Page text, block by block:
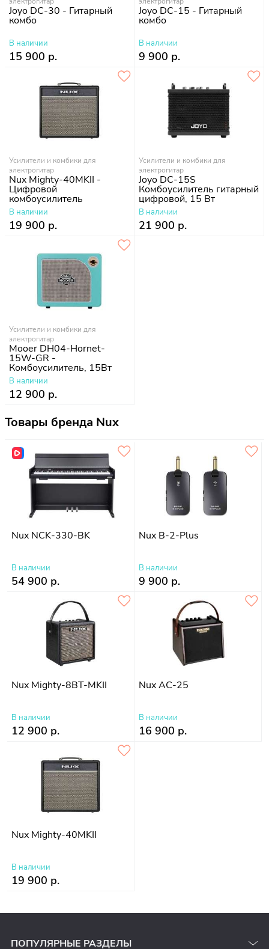
Joyo DC-30 - Гитарный
комбо
В наличии
15 900 р.
Joyo DC-15 - Гитарный
комбо
В наличии
9 900 р.
Усилители и комбики для
электрогитар
Nux Mighty-40MKII -
Цифровой
комбоусилитель
В наличии
19 900 р.
Усилители и комбики для
электрогитар
Joyo DC-15S
Комбоусилитель гитарный
цифровой, 15 Вт
В наличии
21 900 р.
Усилители и комбики для
электрогитар
Mooer DH04-Hornet-
15W-GR -
Комбоусилитель, 15Вт
В наличии
12 900 р.
Товары бренда Nux
Nux NCK-330-BK
В наличии
54 900 р.
Nux B-2-Plus
В наличии
9 900 р.
Nux Mighty-8BT-MKII
В наличии
12 900 р.
Nux AC-25
В наличии
16 900 р.
Nux Mighty-40MKII
В наличии
19 900 р.
ПОПУЛЯРНЫЕ РАЗДЕЛЫ